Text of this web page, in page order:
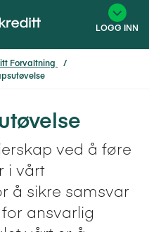
LOGG INN
Forvaltning
ved å føre
i vårt
å sikre samsvar
ansvarlig